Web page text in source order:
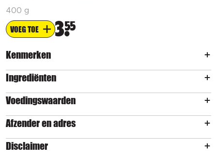
400 g
VOEG TOE 355
Kenmerken
Ingrediënten
Voedingswaarden
Afzender en adres
Disclaimer